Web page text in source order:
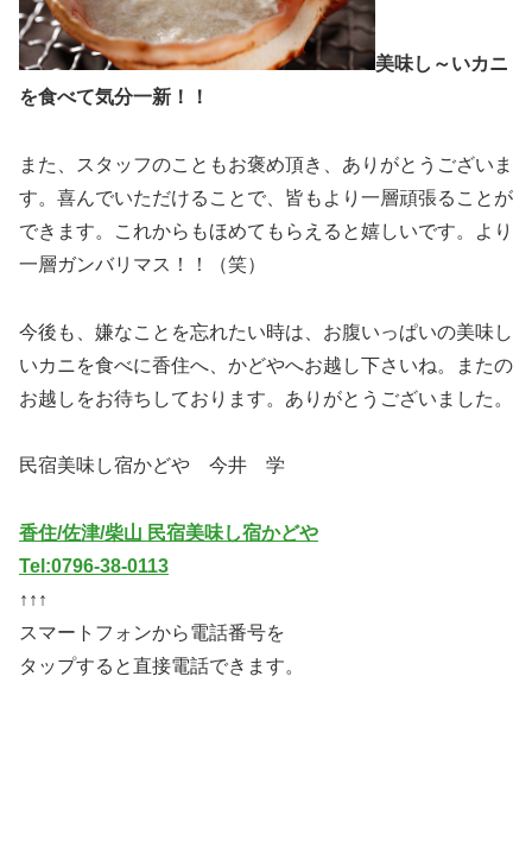
美味し～いカニ
を食べて気分一新！！
また、スタッフのこともお褒め頂き、ありがとうございま
す。喜んでいただけることで、皆もより一層頑張ることが
できます。これからもほめてもらえると嬉しいです。より
一層ガンバリマス！！（笑）
今後も、嫌なことを忘れたい時は、お腹いっぱいの美味し
いカニを食べに香住へ、かどやへお越し下さいね。またの
お越しをお待ちしております。ありがとうございました。
民宿美味し宿かどや 今井 学
香住/佐津/柴山 民宿美味し宿かどや
Tel:0796-38-0113
↑↑↑
スマートフォンから電話番号を
タップすると直接電話できます。